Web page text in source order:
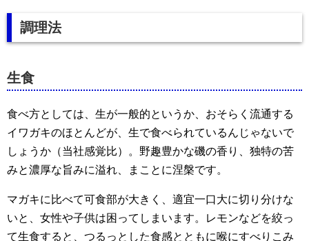
調理法
生食
食べ方としては、生が一般的というか、おそらく流通する
イワガキのほとんどが、生で食べられているんじゃないで
しょうか（当社感覚比）。野趣豊かな磯の香り、独特の苦
みと濃厚な旨みに溢れ、まことに涅槃です。
マガキに比べて可食部が大きく、適宜一口大に切り分けな
いと、女性や子供は困ってしまいます。レモンなどを絞っ
て生食すると、つるっとした食感とともに喉にすべりこみ